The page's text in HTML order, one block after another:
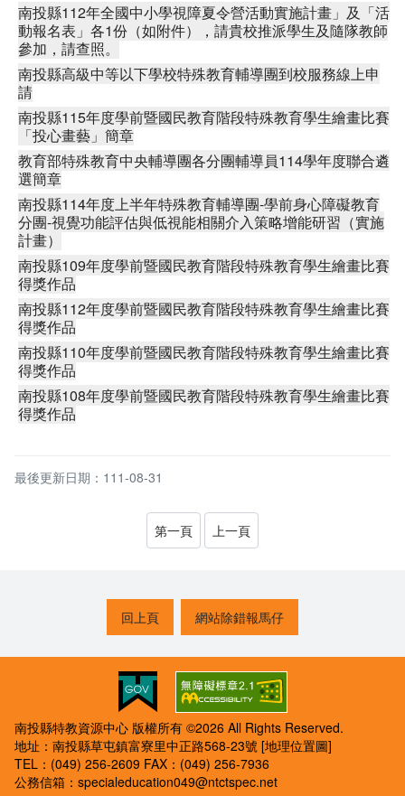
南投縣112年全國中小學視障夏令營活動實施計畫」及「活
動報名表」各1份（如附件），請貴校推派學生及隨隊教師
參加，請查照。
南投縣高級中等以下學校特殊教育輔導團到校服務線上申
請
南投縣115年度學前暨國民教育階段特殊教育學生繪畫比賽
「投心畫藝」簡章
教育部特殊教育中央輔導團各分團輔導員114學年度聯合遴
選簡章
南投縣114年度上半年特殊教育輔導團-學前身心障礙教育
分團-視覺功能評估與低視能相關介入策略增能研習（實施
計畫）
南投縣109年度學前暨國民教育階段特殊教育學生繪畫比賽
得獎作品
南投縣112年度學前暨國民教育階段特殊教育學生繪畫比賽
得獎作品
南投縣110年度學前暨國民教育階段特殊教育學生繪畫比賽
得獎作品
南投縣108年度學前暨國民教育階段特殊教育學生繪畫比賽
得獎作品
最後更新日期：111-08-31
第一頁 上一頁
回上頁 網站除錯報馬仔
南投縣特教資源中心 版權所有 ©2026 All Rights Reserved.
地址：南投縣草屯鎮富寮里中正路568-23號 [地理位置圖]
TEL：(049) 256-2609 FAX：(049) 256-7936
公務信箱： specialeducation049@ntctspec.net